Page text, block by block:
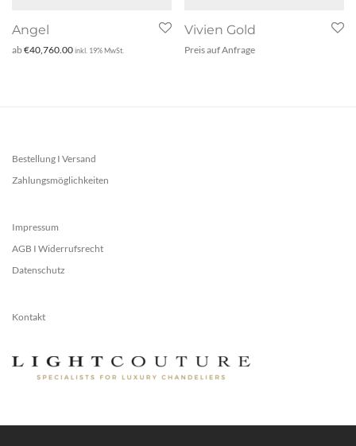
Angel
ab€40,760.00inkl. 19% MwSt.
Vivien Gold
Preis auf Anfrage
Bestellung I Versand
Zahlungsmöglichkeiten
Impressum
AGB I Widerrufsrecht
Datenschutz
Kontakt